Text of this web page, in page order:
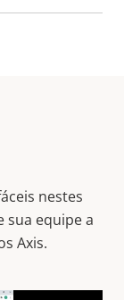
nestes
sua equipe a
Axis.